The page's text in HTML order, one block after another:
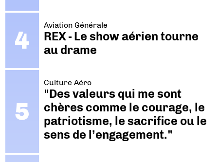
Aviation Générale
REX - Le show aérien tourne
au drame
Culture Aéro
"Des valeurs qui me sont
chères comme le courage, le
patriotisme, le sacrifice ou le
sens de l’engagement."